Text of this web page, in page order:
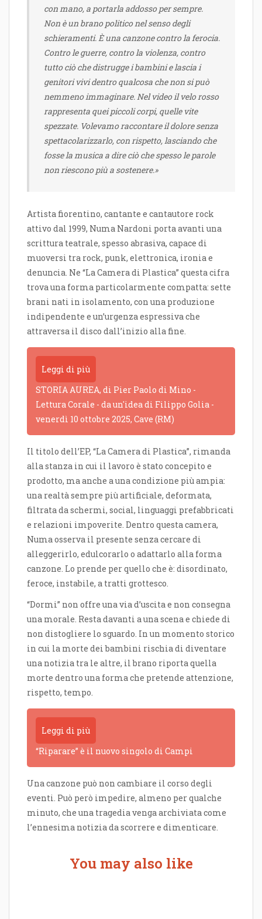
con mano, a portarla addosso per sempre.
Non è un brano politico nel senso degli
schieramenti. È una canzone contro la ferocia.
Contro le guerre, contro la violenza, contro
tutto ciò che distrugge i bambini e lascia i
genitori vivi dentro qualcosa che non si può
nemmeno immaginare. Nel video il velo rosso
rappresenta quei piccoli corpi, quelle vite
spezzate. Volevamo raccontare il dolore senza
spettacolarizzarlo, con rispetto, lasciando che
fosse la musica a dire ciò che spesso le parole
non riescono più a sostenere.»
Artista fiorentino, cantante e cantautore rock
attivo dal 1999, Numa Nardoni porta avanti una
scrittura teatrale, spesso abrasiva, capace di
muoversi tra rock, punk, elettronica, ironia e
denuncia. Ne “La Camera di Plastica” questa cifra
trova una forma particolarmente compatta: sette
brani nati in isolamento, con una produzione
indipendente e un’urgenza espressiva che
attraversa il disco dall’inizio alla fine.
Leggi di più
STORIA AUREA, di Pier Paolo di Mino -
Lettura Corale - da un'idea di Filippo Golia -
venerdì 10 ottobre 2025, Cave (RM)
Il titolo dell’EP, “La Camera di Plastica”, rimanda
alla stanza in cui il lavoro è stato concepito e
prodotto, ma anche a una condizione più ampia:
una realtà sempre più artificiale, deformata,
filtrata da schermi, social, linguaggi prefabbricati
e relazioni impoverite. Dentro questa camera,
Numa osserva il presente senza cercare di
alleggerirlo, edulcorarlo o adattarlo alla forma
canzone. Lo prende per quello che è: disordinato,
feroce, instabile, a tratti grottesco.
“Dormi” non offre una via d’uscita e non consegna
una morale. Resta davanti a una scena e chiede di
non distogliere lo sguardo. In un momento storico
in cui la morte dei bambini rischia di diventare
una notizia tra le altre, il brano riporta quella
morte dentro una forma che pretende attenzione,
rispetto, tempo.
Leggi di più
“Riparare” è il nuovo singolo di Campi
Una canzone può non cambiare il corso degli
eventi. Può però impedire, almeno per qualche
minuto, che una tragedia venga archiviata come
l’ennesima notizia da scorrere e dimenticare.
You may also like